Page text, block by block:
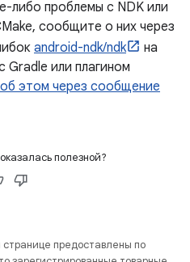
либо проблемы с NDK или
сообщите о них через
android-ndk/ndk
на
Gradle или плагином
этом через сообщение
полезной?
предоставлены по